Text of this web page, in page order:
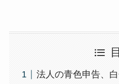
法人の青色申告、